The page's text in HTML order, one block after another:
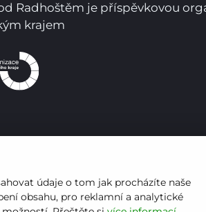
údaje o tom jak procházíte naše
obsahu, pro reklamní a analytické
Radhoštěm je příspěvkovou
krajem